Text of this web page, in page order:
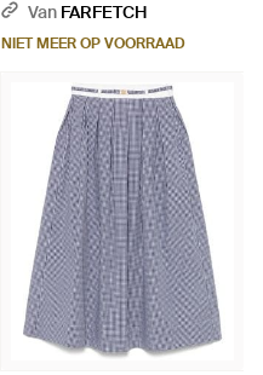
Van FARFETCH
NIET MEER OP VOORRAAD